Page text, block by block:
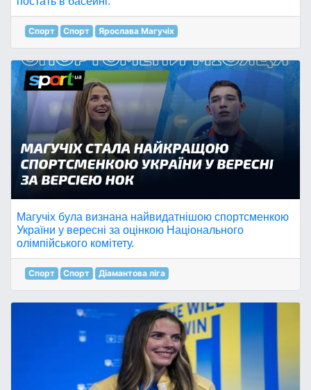
Спорт Спорт Ярослава Магучіх
Магучіх була визнана найвидатнішою спортсменкою
України у вересні за оцінкою Національного
олімпійського комітету.
Спорт Спорт Діамантова ліга